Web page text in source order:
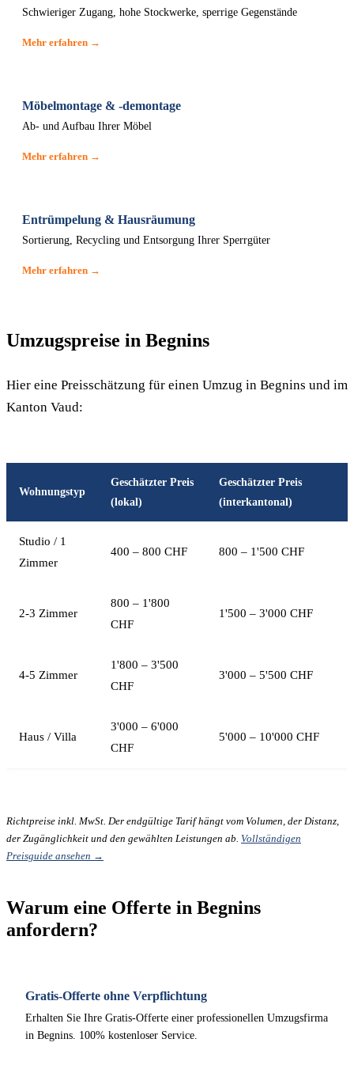
Schwieriger Zugang, hohe Stockwerke, sperrige Gegenstände
Mehr erfahren →
Möbelmontage & -demontage
Ab- und Aufbau Ihrer Möbel
Mehr erfahren →
Entrümpelung & Hausräumung
Sortierung, Recycling und Entsorgung Ihrer Sperrgüter
Mehr erfahren →
Umzugspreise in Begnins
Hier eine Preisschätzung für einen Umzug in Begnins und im
Kanton Vaud:
Wohnungstyp
Geschätzter Preis
(lokal)
Geschätzter Preis
(interkantonal)
Studio / 1
Zimmer
400 – 800 CHF 800 – 1'500 CHF
2-3 Zimmer
800 – 1'800
CHF
1'500 – 3'000 CHF
4-5 Zimmer
1'800 – 3'500
CHF
3'000 – 5'500 CHF
Haus / Villa
3'000 – 6'000
CHF
5'000 – 10'000 CHF
Richtpreise inkl. MwSt. Der endgültige Tarif hängt vom Volumen, der Distanz,
der Zugänglichkeit und den gewählten Leistungen ab. Vollständigen
Preisguide ansehen →
Warum eine Offerte in Begnins
anfordern?
Gratis-Offerte ohne Verpflichtung
Erhalten Sie Ihre Gratis-Offerte einer professionellen Umzugsfirma
in Begnins. 100% kostenloser Service.